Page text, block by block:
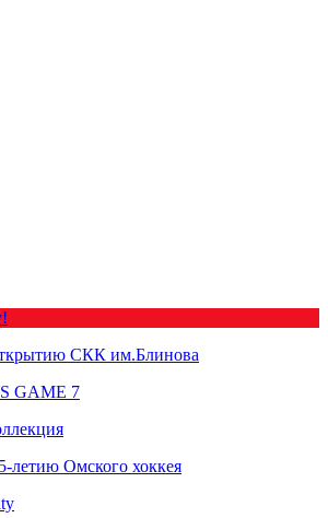
СКК им.Блинова
GAME 7
летию Омского хоккея